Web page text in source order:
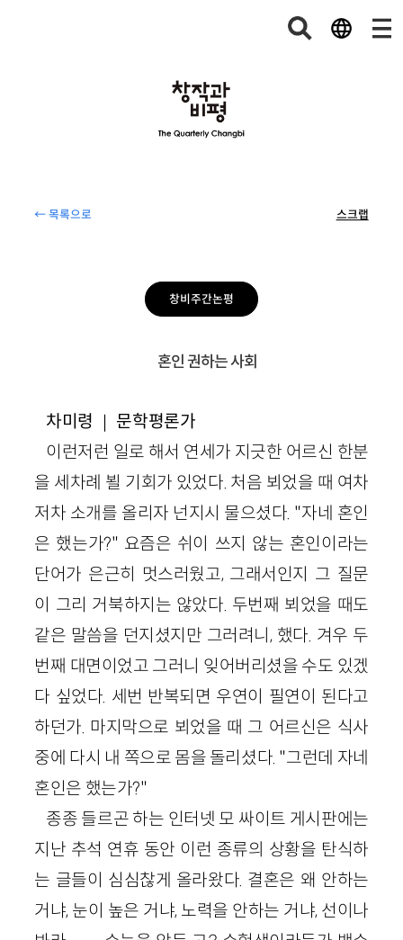
← 목록으로 스크랩
창비주간논평
혼인 권하는 사회
차미령 ｜ 문학평론가
이런저런 일로 해서 연세가 지긋한 어르신 한분
을 세차례 뵐 기회가 있었다. 처음 뵈었을 때 여차
저차 소개를 올리자 넌지시 물으셨다. "자네 혼인
은 했는가?" 요즘은 쉬이 쓰지 않는 혼인이라는
단어가 은근히 멋스러웠고, 그래서인지 그 질문
이 그리 거북하지는 않았다. 두번째 뵈었을 때도
같은 말씀을 던지셨지만 그러려니, 했다. 겨우 두
번째 대면이었고 그러니 잊어버리셨을 수도 있겠
다 싶었다. 세번 반복되면 우연이 필연이 된다고
하던가. 마지막으로 뵈었을 때 그 어르신은 식사
중에 다시 내 쪽으로 몸을 돌리셨다. "그런데 자네
혼인은 했는가?"
종종 들르곤 하는 인터넷 모 싸이트 게시판에는
지난 추석 연휴 동안 이런 종류의 상황을 탄식하
는 글들이 심심찮게 올라왔다. 결혼은 왜 안하는
거냐, 눈이 높은 거냐, 노력을 안하는 거냐, 선이나